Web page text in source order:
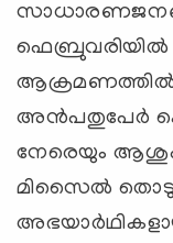
ആക്രമണത്തില്‍
അന്‍പതുപേര്‍
നേരെയും
മിസൈല്‍